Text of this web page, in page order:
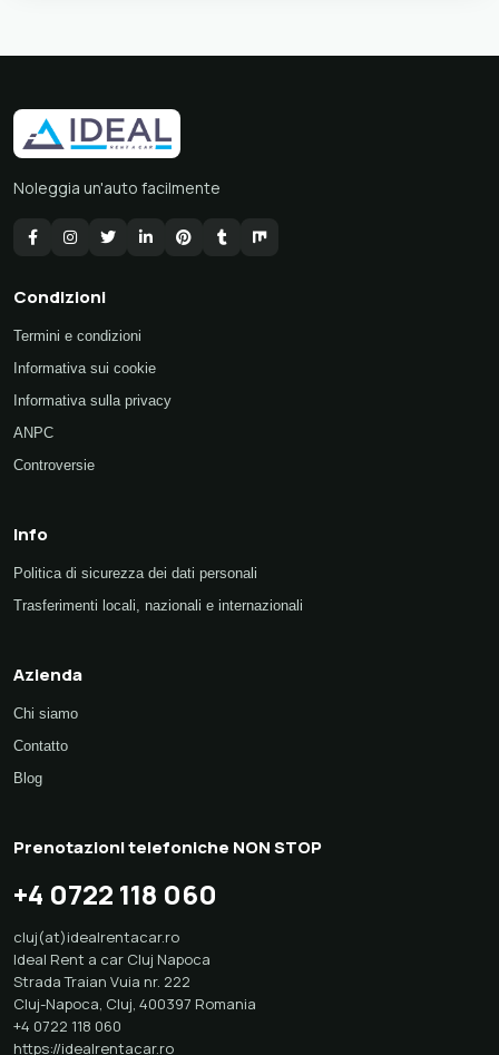
Noleggia un'auto facilmente
Condizioni
Termini e condizioni
Informativa sui cookie
Informativa sulla privacy
ANPC
Controversie
Info
Politica di sicurezza dei dati personali
Trasferimenti locali, nazionali e internazionali
Azienda
Chi siamo
Contatto
Blog
Prenotazioni telefoniche NON STOP
+4 0722 118 060
cluj(at)idealrentacar.ro
Ideal Rent a car Cluj Napoca
Strada Traian Vuia nr. 222
Cluj-Napoca, Cluj, 400397 Romania
+4 0722 118 060
https://idealrentacar.ro